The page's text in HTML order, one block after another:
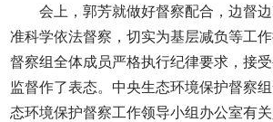
会上，郭芳就做好督察配合，边督
准科学依法督察，切实为基层减负等工
督察组全体成员严格执行纪律要求，接
监督作了表态。中央生态环境保护督察
态环境保护督察工作领导小组办公室有